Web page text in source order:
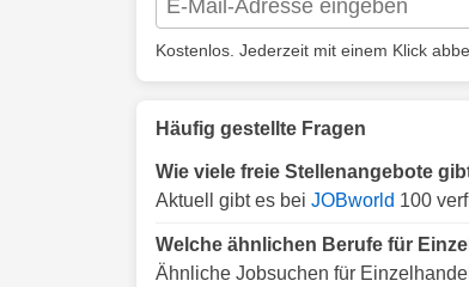
Kostenlos. Jederzeit mit einem Klick
Häufig gestellte Fragen
Wie viele freie Stellenangebote
Aktuell gibt es bei JOBworld 100
Welche ähnlichen Berufe für
Ähnliche Jobsuchen für